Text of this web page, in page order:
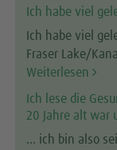
Ich habe viel
Ich habe viel
Fraser Lake/
Weiterlesen
Ich lese die
20 Jahre alt war
... ich bin also